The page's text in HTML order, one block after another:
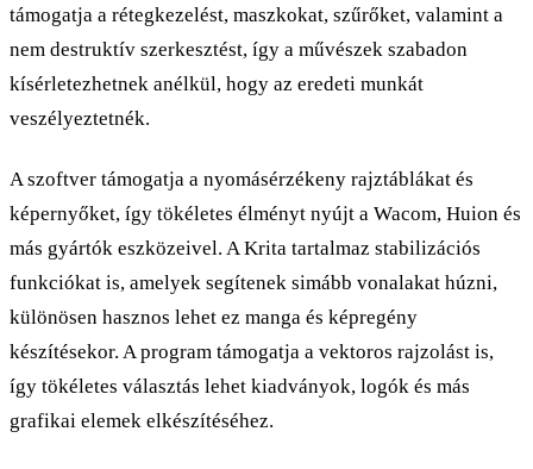
támogatja a rétegkezelést, maszkokat, szűrőket, valamint a
nem destruktív szerkesztést, így a művészek szabadon
kísérletezhetnek anélkül, hogy az eredeti munkát
veszélyeztetnék.
A szoftver támogatja a nyomásérzékeny rajztáblákat és
képernyőket, így tökéletes élményt nyújt a Wacom, Huion és
más gyártók eszközeivel. A Krita tartalmaz stabilizációs
funkciókat is, amelyek segítenek simább vonalakat húzni,
különösen hasznos lehet ez manga és képregény
készítésekor. A program támogatja a vektoros rajzolást is,
így tökéletes választás lehet kiadványok, logók és más
grafikai elemek elkészítéséhez.